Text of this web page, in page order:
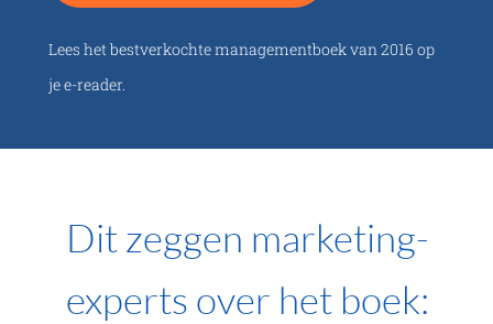
Lees het bestverkochte managementboek van 2016 op
je e-reader.
Dit zeggen marketing-
experts over het boek: